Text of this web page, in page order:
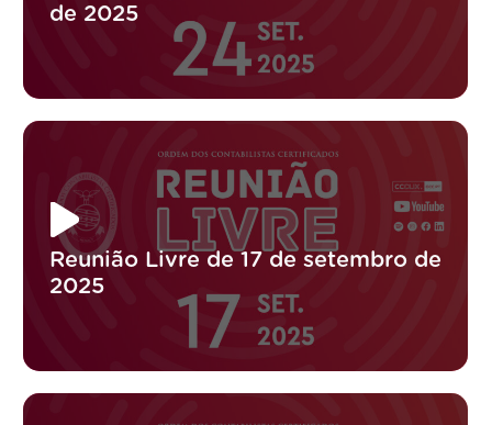
de 2025
Reunião Livre de 17 de setembro de
2025